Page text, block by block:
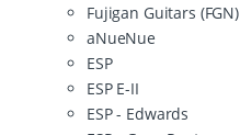
Fujigan Guitars (FGN)
aNueNue
ESP
ESP E-II
ESP - Edwards